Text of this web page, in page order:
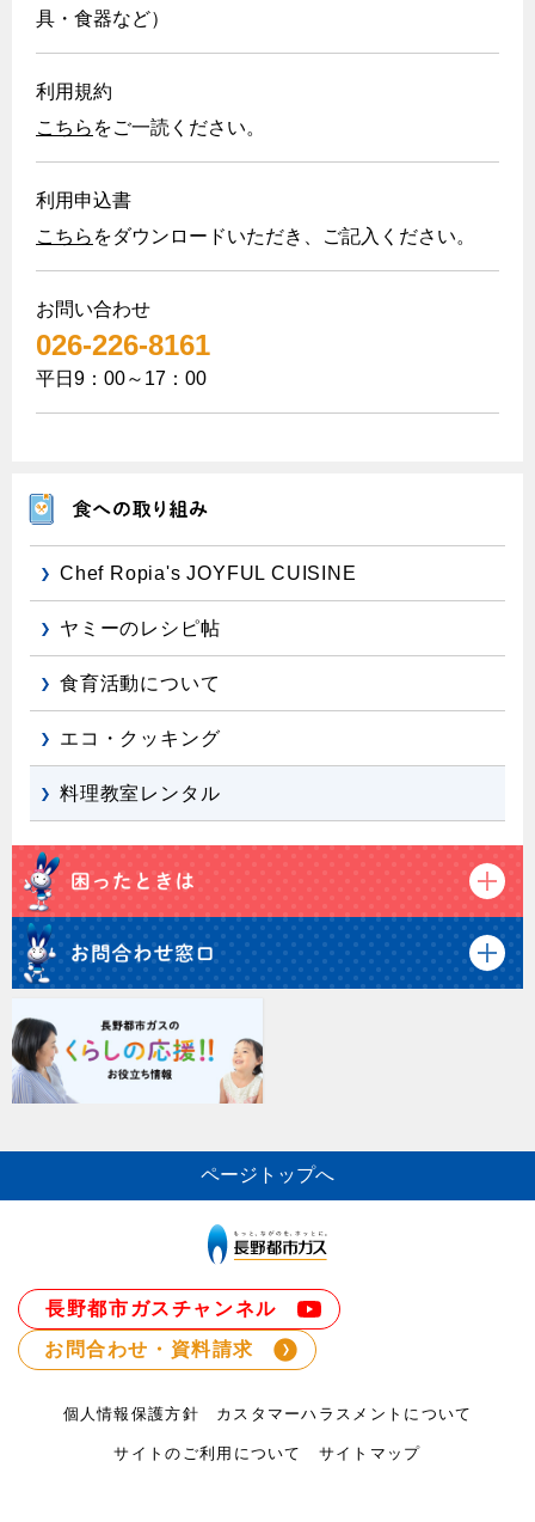
具・食器など）
利用規約
こちら をご一読ください。
利用申込書
こちら をダウンロードいただき、ご記入ください。
お問い合わせ
026-226-8161
平日9：00～17：00
Chef Ropia's JOYFUL CUISINE
ヤミーのレシピ帖
食育活動について
エコ・クッキング
料理教室レンタル
ページトップへ
長野都市ガスチャンネル
お問合わせ・資料請求
個人情報保護方針 カスタマーハラスメントについて
サイトのご利用について サイトマップ